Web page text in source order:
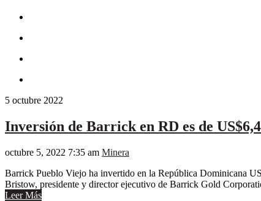
5 octubre 2022
Inversión de Barrick en RD es de
octubre 5, 2022 7:35 am Minera
Barrick Pueblo Viejo ha invertido en la República Dominicana
Bristow, presidente y director ejecutivo de Barrick Gold
Leer Más